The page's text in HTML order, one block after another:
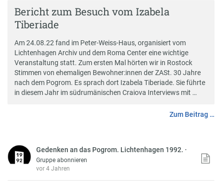
Bericht zum Besuch vom Izabela
Tiberiade
Am 24.08.22 fand im Peter-Weiss-Haus, organisiert vom
Lichtenhagen Archiv und dem Roma Center eine wichtige
Veranstaltung statt. Zum ersten Mal hörten wir in Rostock
Stimmen von ehemaligen Bewohner:innen der ZASt. 30 Jahre
nach dem Pogrom. Es sprach dort Izabela Tiberiade. Sie führte
in diesem Jahr im südrumänischen Craiova Interviews mit …
Zum Beitrag …
Gedenken an das Pogrom. Lichtenhagen 1992. ·
Gruppe abonnieren
vor 4 Jahren